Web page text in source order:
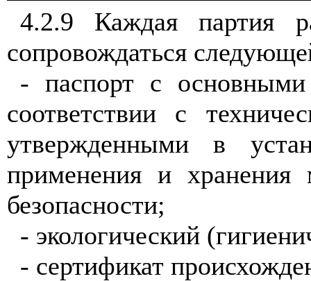
4.2.9 Каждая партия
сопровождаться
- паспорт с основными
соответствии с
утвержденными в
применения и хранения
безопасности;
- экологический
- сертификат